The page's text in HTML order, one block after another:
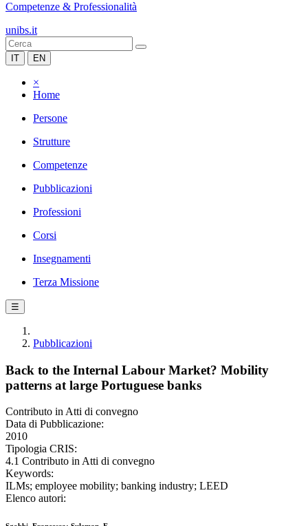
Competenze & Professionalità
unibs.it
IT EN
×
Home
Persone
Strutture
Competenze
Pubblicazioni
Professioni
Corsi
Insegnamenti
Terza Missione
☰
Pubblicazioni
Back to the Internal Labour Market? Mobility
patterns at large Portuguese banks
Contributo in Atti di convegno
Data di Pubblicazione:
2010
Tipologia CRIS:
4.1 Contributo in Atti di convegno
Keywords:
ILMs; employee mobility; banking industry; LEED
Elenco autori: